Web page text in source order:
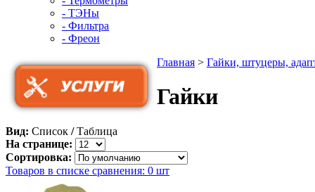
- ТЭНы
- Фильтра
- Фреон
Главная > Гайки, штуцеры,
Гайки
Вид: Список / Таблица
На странице:
Сортировка:
Товаров в списке сравнения: 0 шт